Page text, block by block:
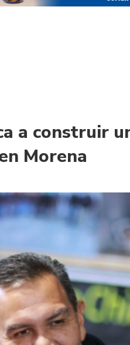
a construir
Morena